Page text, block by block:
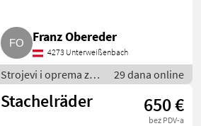
Franz Obereder
4273 Unterweißenbach
Strojevi i oprema za
travu i baliranje /
Brdski strojevi
29 dana online
Stachelräder 650 €
bez PDV-a